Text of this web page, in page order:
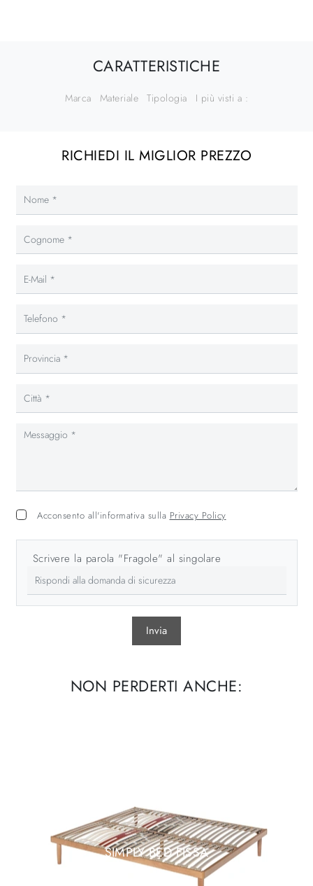
CARATTERISTICHE
Marca Materiale Tipologia I più visti a :
RICHIEDI IL MIGLIOR PREZZO
Acconsento all'informativa sulla Privacy Policy
Scrivere la parola "Fragole" al singolare
Invia
NON PERDERTI ANCHE:
SIMPLY BED FISSA